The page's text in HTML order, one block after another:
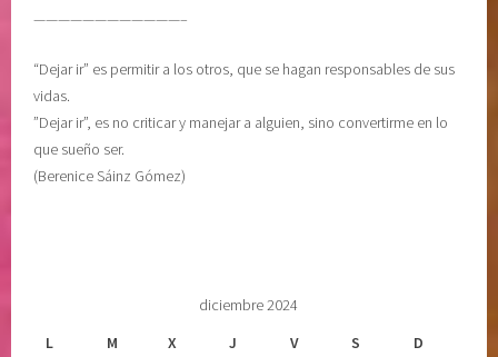
————————————–
“Dejar ir” es permitir a los otros, que se hagan responsables de sus
vidas.
”Dejar ir”, es no criticar y manejar a alguien, sino convertirme en lo
que sueño ser.
(Berenice Sáinz Gómez)
diciembre 2024
L
M X J V S D